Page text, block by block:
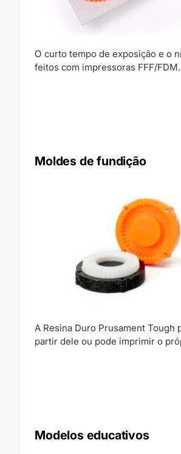
O curto tempo de exposição e o
feitos com impressoras FFF/
Moldes de fundição
A Resina Duro Prusament
partir dele ou pode imprimir o
Modelos educativos